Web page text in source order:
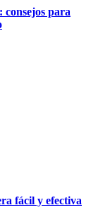
para
fácil y efectiva